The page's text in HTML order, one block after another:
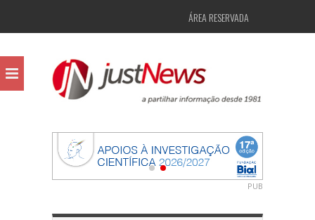
ÁREA RESERVADA
PUB